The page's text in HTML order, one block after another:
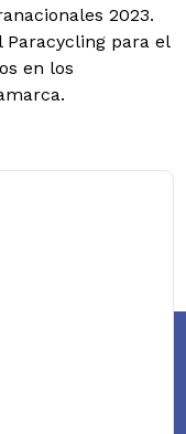
2023.
Paracycling para el
en los